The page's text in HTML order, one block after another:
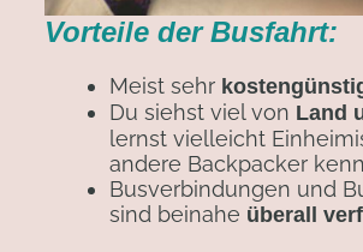
Vorteile der Busfahrt:
Meist sehr
Du siehst viel von Land
lernst vielleicht
andere Backpacker
Busverbindungen und
sind beinahe überall